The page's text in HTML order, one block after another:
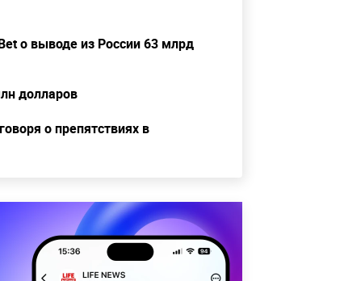
о выводе из России 63 млрд
долларов
о препятствиях в